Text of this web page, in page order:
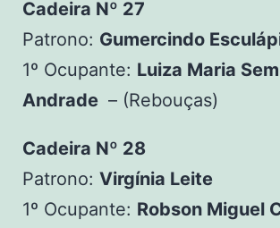
Cadeira Nº 27
Patrono: Gumercindo
1º Ocupante: Luiza Maria
Andrade – (Rebouças)
Cadeira Nº 28
Patrono: Virgínia Leite
1º Ocupante: Robson Miguel